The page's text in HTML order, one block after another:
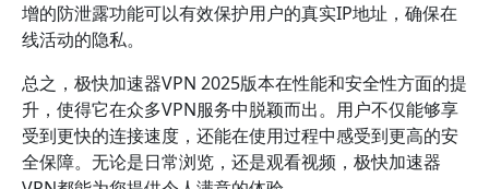
增的防泄露功能可以有效保护用户的真实IP地址，确保在
线活动的隐私。
总之，极快加速器VPN 2025版本在性能和安全性方面的提
升，使得它在众多VPN服务中脱颖而出。用户不仅能够享
受到更快的连接速度，还能在使用过程中感受到更高的安
全保障。无论是日常浏览，还是观看视频，极快加速器